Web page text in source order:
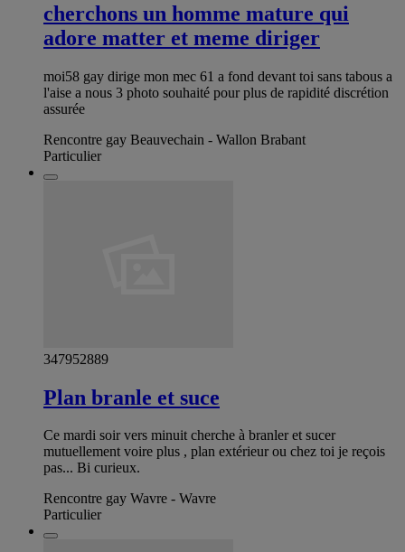
cherchons un homme mature qui
adore matter et meme diriger
moi58 gay dirige mon mec 61 a fond devant toi sans tabous a
l'aise a nous 3 photo souhaité pour plus de rapidité discrétion
assurée
Rencontre gay Beauvechain - Wallon Brabant
Particulier
347952889
Plan branle et suce
Ce mardi soir vers minuit cherche à branler et sucer
mutuellement voire plus , plan extérieur ou chez toi je reçois
pas... Bi curieux.
Rencontre gay Wavre - Wavre
Particulier